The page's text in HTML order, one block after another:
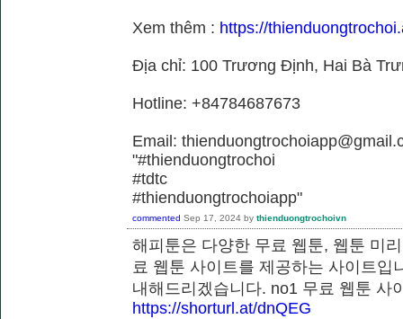
Xem thêm : https://
Địa chỉ: 100 Trương Định, Hai Bà
Hotline: +84784687673
Email:
"#thienduongtrochoi
#tdtc
#thienduongtrochoiapp"
commented Sep 17, 2024 by thienduongtrochoivn
해피툰은 다양한 무료 웹툰, 웹툰 미
료 웹툰 사이트를 제공하는 사이트
내해드리겠습니다. no1 무료 웹
https://shorturl.at/dnQEG